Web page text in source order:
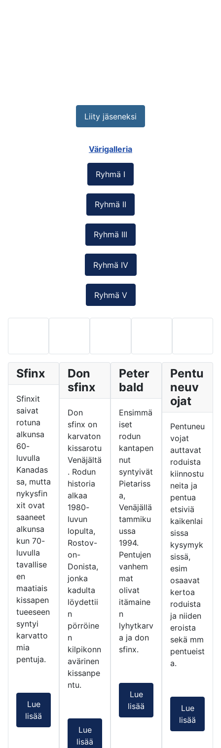
Liity jäseneksi
Värigalleria
Ryhmä I
Ryhmä II
Ryhmä III
Ryhmä IV
Ryhmä V
Sfinx
Sfinxit
saivat
rotuna
alkunsa
60-
luvulla
Kanadas
sa, mutta
nykysfin
xit ovat
saaneet
alkunsa
kun 70-
luvulla
tavallise
en
maatiais
kissapen
tueeseen
syntyi
karvatto
mia
pentuja.
Lue
lisää
Don
sfinx
Don
sfinx on
karvaton
kissarotu
Venäjältä
. Rodun
historia
alkaa
1980-
luvun
lopulta,
Rostov-
on-
Donista,
jonka
kadulta
löydettii
n
pörröine
n
kilpikonn
avärinen
kissanpe
ntu.
Lue
lisää
Peter
bald
Ensimmä
iset
rodun
kantapen
nut
syntyivät
Pietariss
a,
Venäjällä
tammiku
ussa
1994.
Pentujen
vanhem
mat
olivat
itämaine
n
lyhytkarv
a ja don
sfinx.
Lue
lisää
Pentu
neuv
ojat
Pentuneu
vojat
auttavat
roduista
kiinnostu
neita ja
pentua
etsiviä
kaikenlai
sissa
kysymyk
sissä,
esim
osaavat
kertoa
roduista
ja niiden
eroista
sekä mm
pentueist
a.
Lue
lisää